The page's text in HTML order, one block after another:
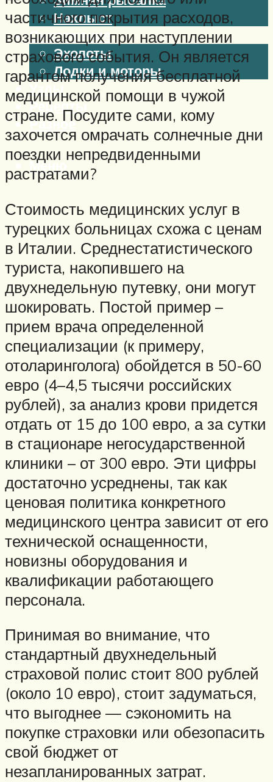
Нахлыст
Снаряжение
Эхолоты
Лодки и моторы
Узлы
Рецепты
Разное
Меню
частичного покрытия расходов,
возникающих при наступлении
страхового события. Он является
гарантом получения бесплатной
медицинской помощи в чужой
стране. Посудите сами, кому
захочется омрачать солнечные дни
поездки непредвиденными
растратами?
Стоимость медицинских услуг в
турецких больницах схожа с ценам
в Италии. Среднестатистического
туриста, накопившего на
двухнедельную путевку, они могут
шокировать. Постой пример –
прием врача определенной
специализации (к примеру,
отоларинголога) обойдется в 50-60
евро (4–4,5 тысячи российских
рублей), за анализ крови придется
отдать от 15 до 100 евро, а за сутки
в стационаре негосударственной
клиники – от 300 евро. Эти цифры
достаточно усреднены, так как
ценовая политика конкретного
медицинского центра зависит от его
технической оснащенности,
новизны оборудования и
квалификации работающего
персонала.
Принимая во внимание, что
стандартный двухнедельный
страховой полис стоит 800 рублей
(около 10 евро), стоит задуматься,
что выгоднее — сэкономить на
покупке страховки или обезопасить
свой бюджет от
незапланированных затрат.